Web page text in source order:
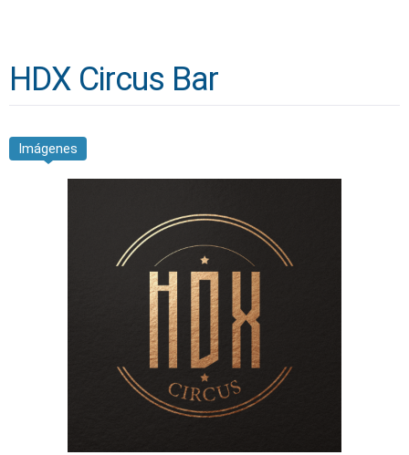
HDX Circus Bar
Imágenes